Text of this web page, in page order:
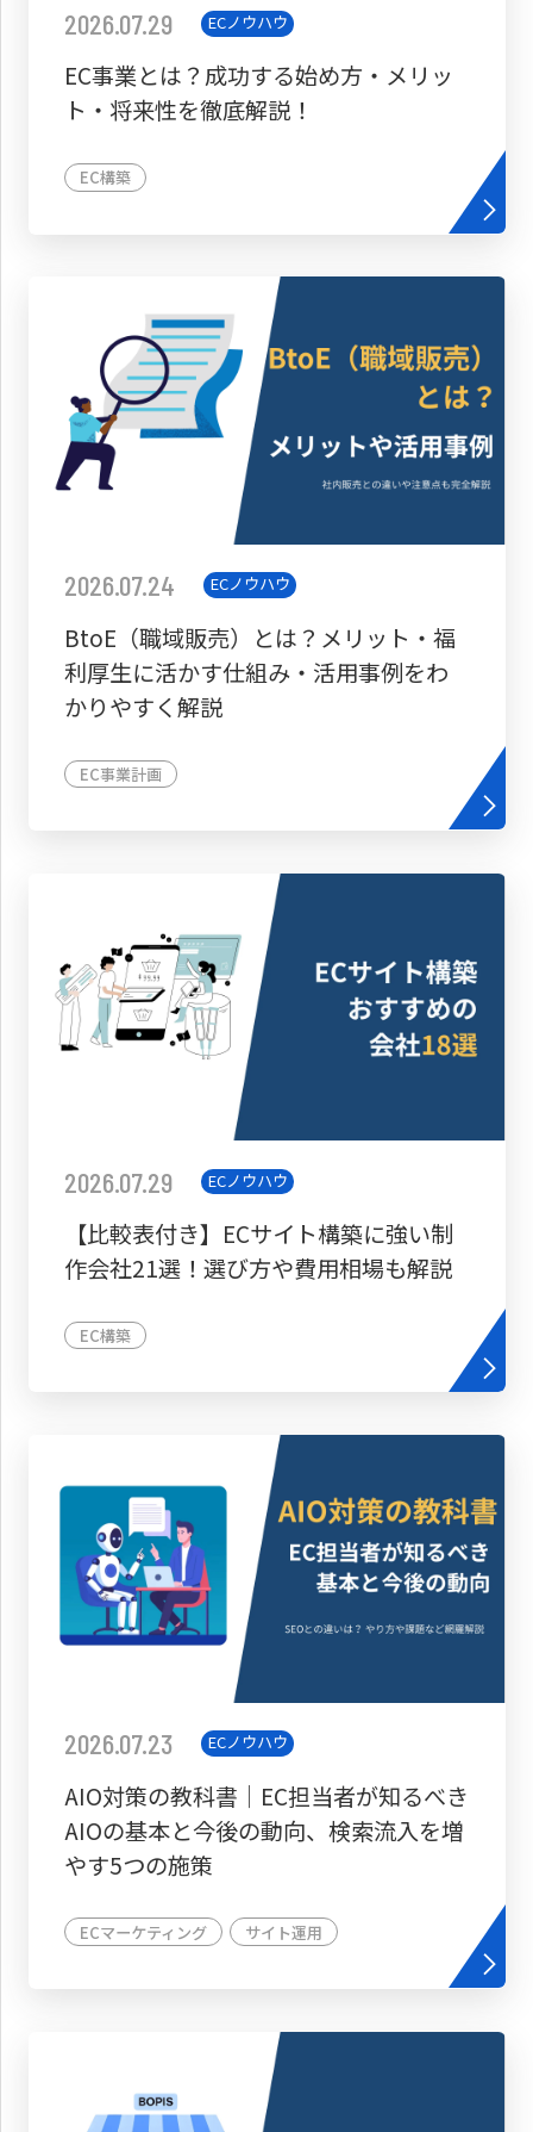
2026.07.29 ECノウハウ
EC事業とは？成功する始め方・メリッ
ト・将来性を徹底解説！
EC構築
2026.07.24 ECノウハウ
BtoE（職域販売）とは？メリット・福
利厚生に活かす仕組み・活用事例をわ
かりやすく解説
EC事業計画
2026.07.29 ECノウハウ
【比較表付き】ECサイト構築に強い制
作会社21選！選び方や費用相場も解説
EC構築
2026.07.23 ECノウハウ
AIO対策の教科書│EC担当者が知るべき
AIOの基本と今後の動向、検索流入を増
やす5つの施策
ECマーケティング サイト運用